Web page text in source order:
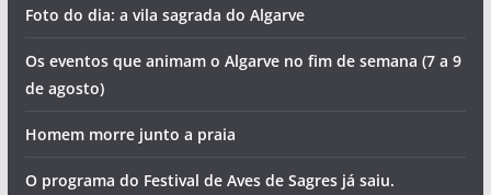
Foto do dia: a vila sagrada do Algarve
Os eventos que animam o Algarve no fim de semana (7 a 9
de agosto)
Homem morre junto a praia
O programa do Festival de Aves de Sagres já saiu.